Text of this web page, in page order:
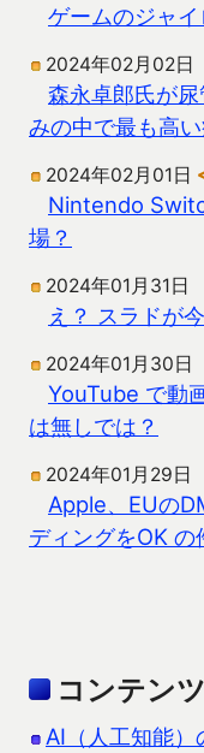
ゲームのジャ
2024年02月02日
森永卓郎氏が
みの中で最も高い
2024年02月01日
Nintendo
場？
2024年01月31日
え？ スラドが
2024年01月30日
YouTube で動
は無しでは？
2024年01月29日
Apple、EUの
ディングをOK の
コンテン
AI（人工知能